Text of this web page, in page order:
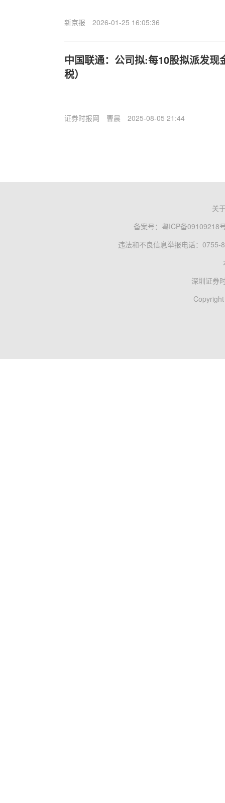
新京报 2026-01-25 16:05:36
中国联通：公司拟:每10股拟派发现
税）
证券时报网 曹晨 2025-08-05 21:44
关
备案号： 粤ICP备09109218
违法和不良信息举报电话：0755-
深圳证券